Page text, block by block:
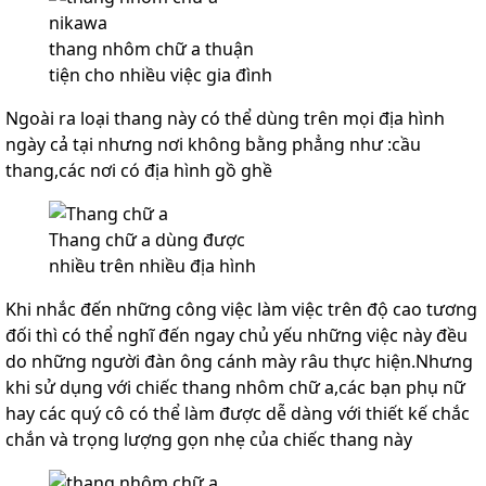
thang nhôm chữ a thuận
tiện cho nhiều việc gia đình
Ngoài ra loại thang này có thể dùng trên mọi địa hình
ngày cả tại nhưng nơi không bằng phẳng như :cầu
thang,các nơi có địa hình gồ ghề
Thang chữ a dùng được
nhiều trên nhiều địa hình
Khi nhắc đến những công việc làm việc trên độ cao tương
đối thì có thể nghĩ đến ngay chủ yếu những việc này đều
do những người đàn ông cánh mày râu thực hiện.Nhưng
khi sử dụng với chiếc thang nhôm chữ a,các bạn phụ nữ
hay các quý cô có thể làm được dễ dàng với thiết kế chắc
chắn và trọng lượng gọn nhẹ của chiếc thang này